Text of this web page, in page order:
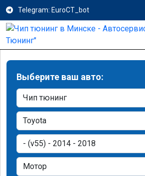
Telegram: EuroCT_bot
Выберите ваш авто: